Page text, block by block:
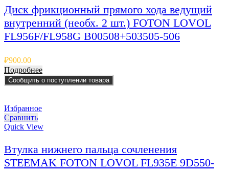
Диск фрикционный прямого хода ведущий
внутренний (необх. 2 шт.) FOTON LOVOL
FL956F/FL958G B00508+503505-506
₽900.00
Подробнее
Сообщить о поступлении товара
Избранное
Сравнить
Quick View
Втулка нижнего пальца сочленения
STEEMAK FOTON LOVOL FL935E 9D550-